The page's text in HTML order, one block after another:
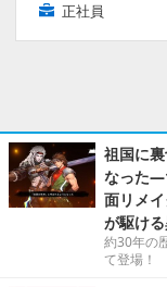
正社員
祖国に
なった
面リメ
が駆け
約30年の
て登場！